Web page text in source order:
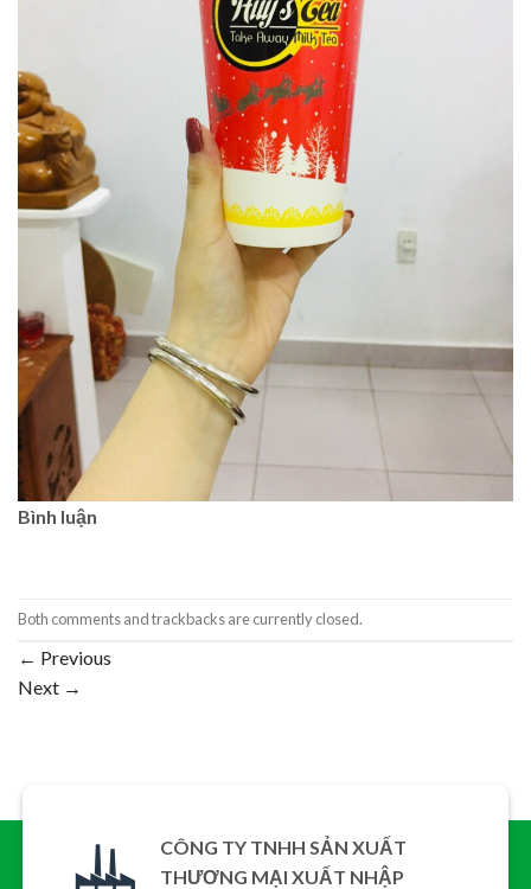
Bình luận
Both comments and trackbacks are currently closed.
← Previous
Next →
CÔNG TY TNHH SẢN XUẤT
THƯƠNG MẠI XUẤT NHẬP